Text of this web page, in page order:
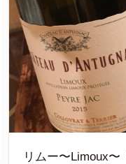
リムー〜Limoux